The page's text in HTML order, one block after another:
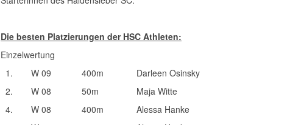
Die besten Platzierungen der HSC Athleten:
Einzelwertung
1.
W 09 400m Darleen Osinsky
2.
W 08 50m Maja Witte
4.
W 08 400m Alessa Hanke